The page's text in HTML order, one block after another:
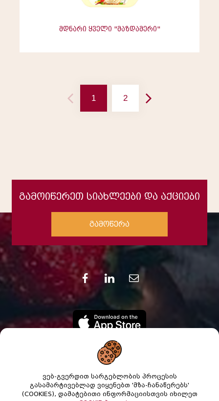
მდნარი ყველი "მაზდამერი"
1 2
ვებ-გვერდით სარგებლობის პროცესის
გასამარტივებლად ვიყენებთ 'მზა-ჩანაწერებს'
(COOKIES), დამატებითი ინფორმაციისთვის იხილეთ
გამოიწერეთ სიახლეები და აქციები
გამოწერა